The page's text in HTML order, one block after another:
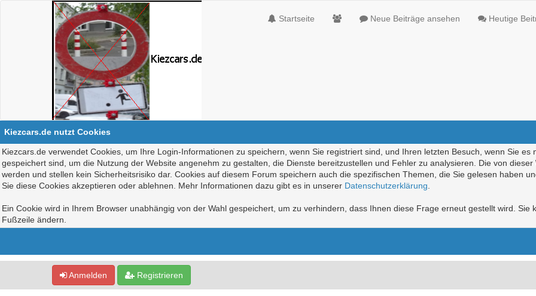
Startseite Neue Beiträge ansehen Heutige
Kiezcars.de nutzt Cookies
Kiezcars.de verwendet Cookies, um Ihre Login-Informationen zu speichern, wenn Sie registriert sind, und Ihren letzten Besuch, wenn Sie
gespeichert sind, um die Nutzung der Website angenehm zu gestalten, die Dienste bereitzustellen und Fehler zu analysieren. Die von
werden und stellen kein Sicherheitsrisiko dar. Cookies auf diesem Forum speichern auch die spezifischen Themen, die Sie gelesen haben
Sie diese Cookies akzeptieren oder ablehnen. Mehr Informationen dazu gibt es in unserer Datenschutzerklärung
Ein Cookie wird in Ihrem Browser unabhängig von der Wahl gespeichert, um zu verhindern, dass Ihnen diese Frage erneut gestellt wird.
Fußzeile ändern.
Anmelden Registrieren